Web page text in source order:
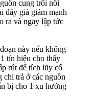
cung trôi nổi
đây giá giảm mạnh
ra và ngay lập tức
này nếu không
tín hiệu cho thấy
rút để tích lũy cổ
chi trả ở các nguồn
bị cho 1 xu hướng